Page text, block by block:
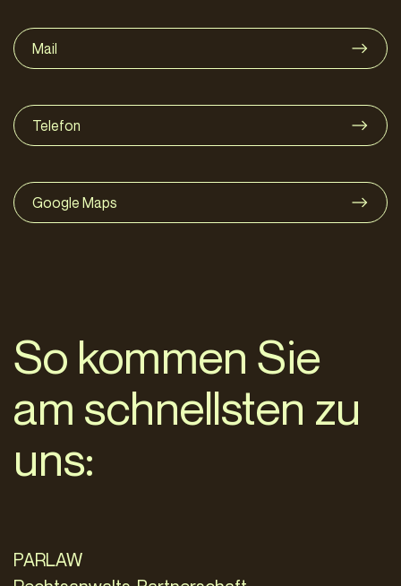
Mail
Telefon
Google Maps
So kommen Sie
am schnellsten zu
uns:
PARLAW